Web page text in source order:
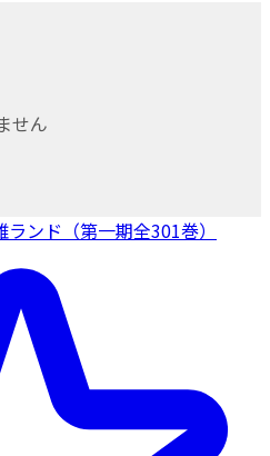
せん
ンド（第一期全301巻）